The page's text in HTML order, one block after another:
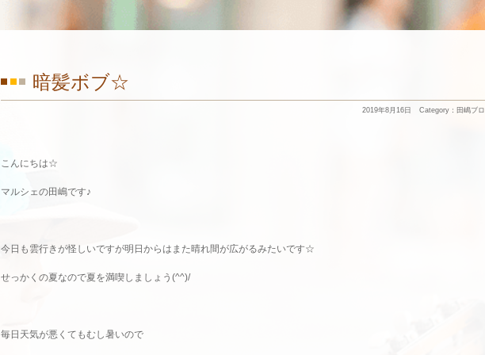
暗髪ボブ☆
2019年8月16日 Category： 田嶋ブ
こんにちは☆
マルシェの田嶋です♪
今日も雲行きが怪しいですが明日からはまた晴れ間が広がるみたいです☆
せっかくの夏なので夏を満喫しましょう(^^)/
毎日天気が悪くてもむし暑いので